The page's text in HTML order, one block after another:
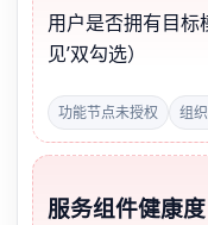
用户是否拥有目标
见’双勾选）
功能节点未授权 组
服务组件健康度